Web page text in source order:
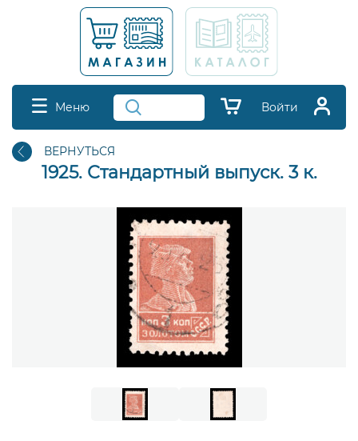
Меню Войти
ВЕРНУТЬСЯ
1925. Стандартный выпуск. 3 к.